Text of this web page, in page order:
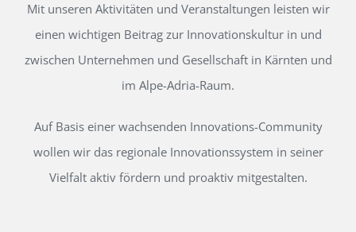
Mit unseren Aktivitäten und Veranstaltungen leisten wir
einen wichtigen Beitrag zur Innovationskultur in und
zwischen Unternehmen und Gesellschaft in Kärnten und
im Alpe-Adria-Raum.
Auf Basis einer wachsenden Innovations-Community
wollen wir das regionale Innovationssystem in seiner
Vielfalt aktiv fördern und proaktiv mitgestalten.